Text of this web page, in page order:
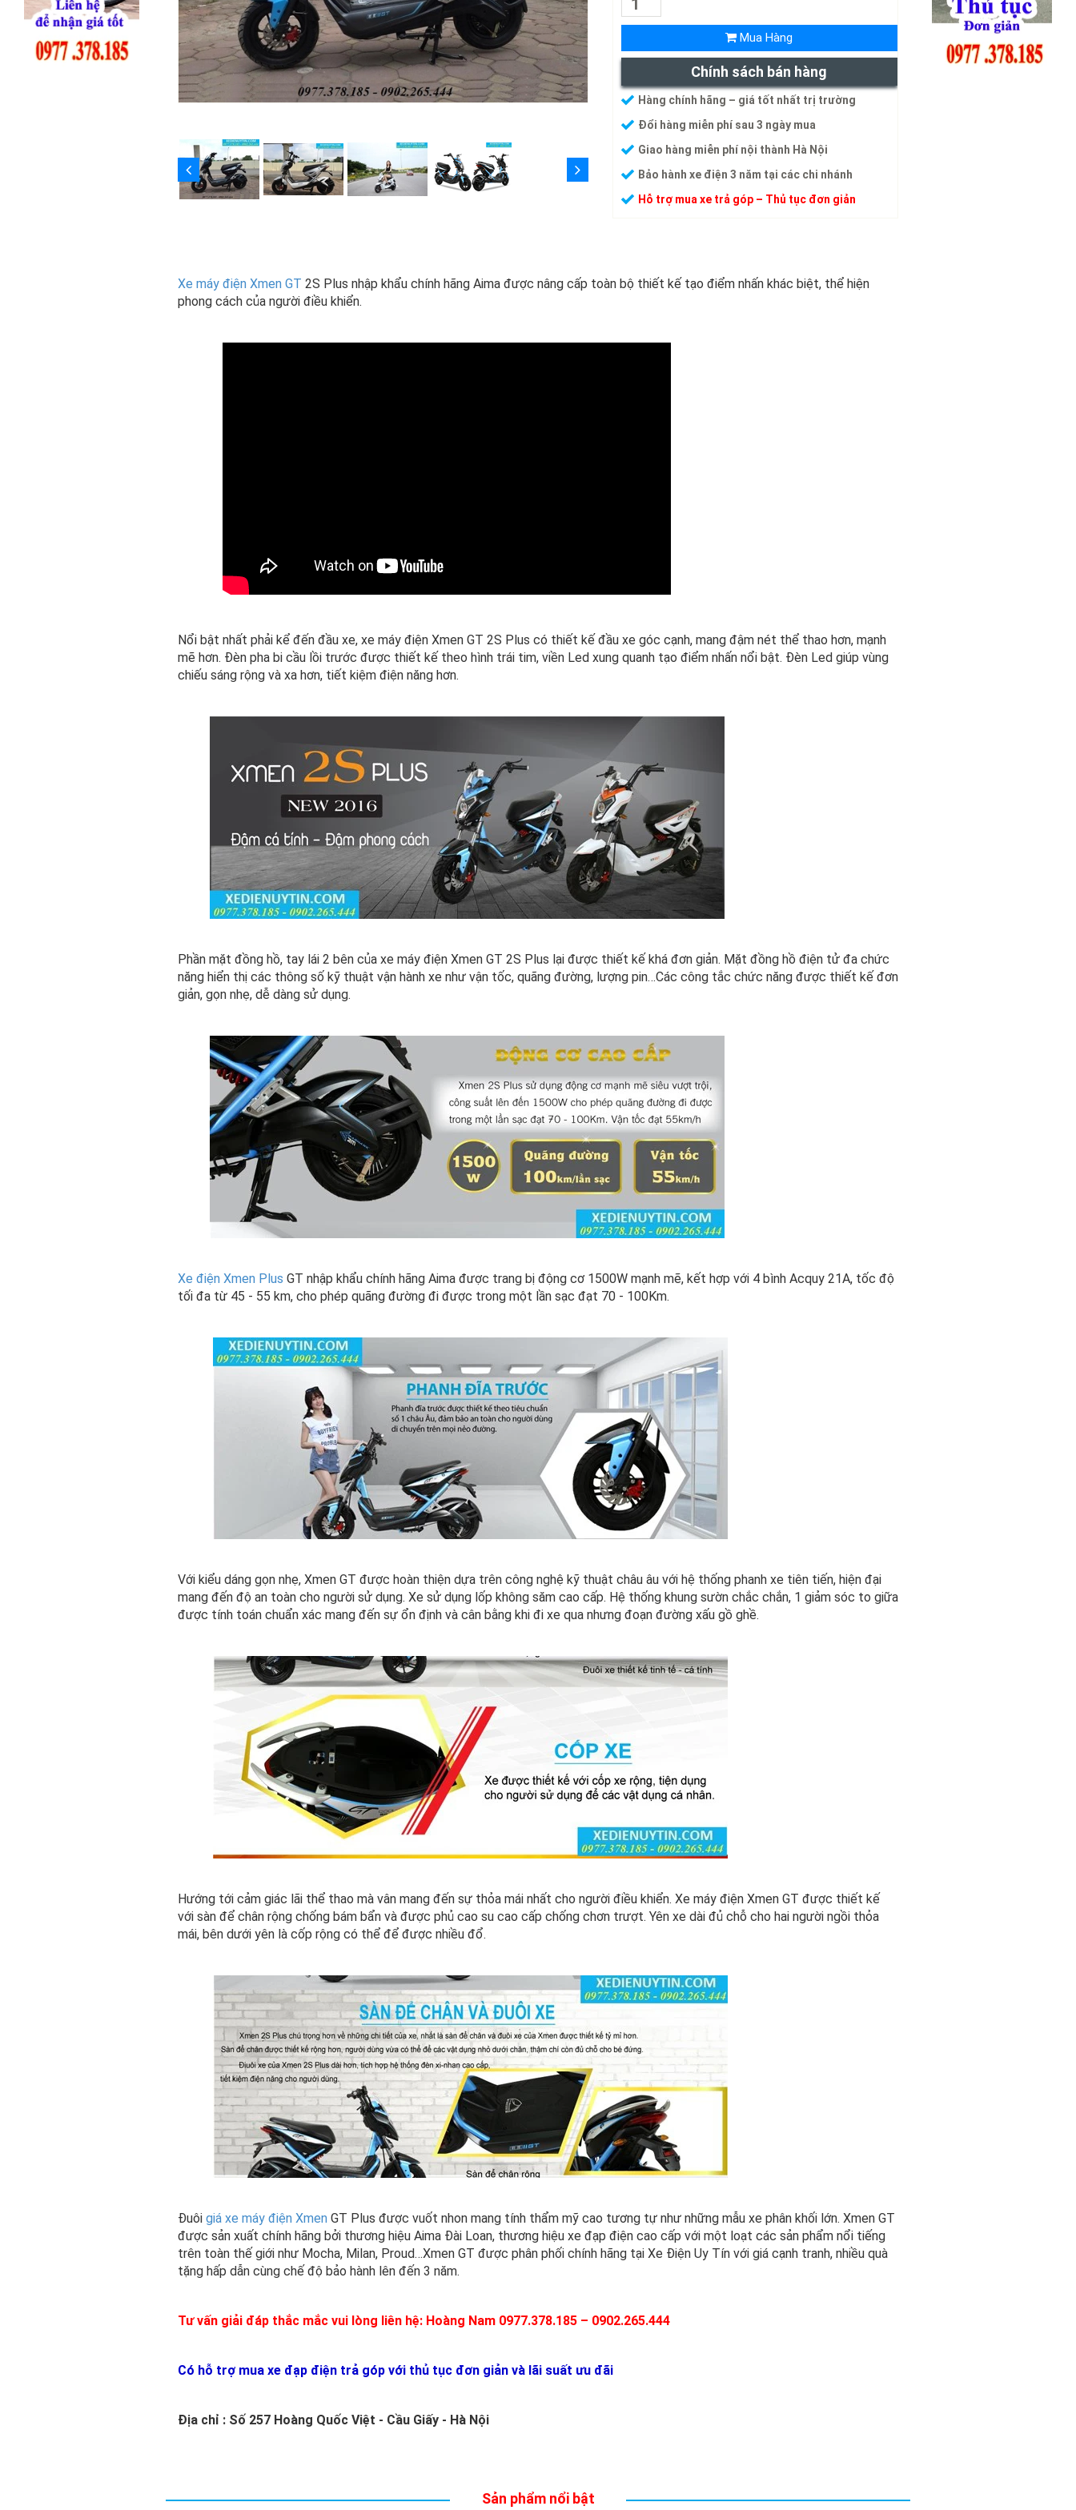
Mua Hàng
Chính sách bán hàng
Hàng chính hãng – giá tốt nhất trị trường
Đổi hàng miễn phí sau 3 ngày mua
Giao hàng miễn phí nội thành Hà Nội
Bảo hành xe điện 3 năm tại các chi nhánh
Hỗ trợ mua xe trả góp – Thủ tục đơn giản
Xe máy điện Xmen GT 2S Plus nhập khẩu chính hãng Aima được nâng cấp toàn bộ thiết kế tạo điểm nhấn khác biệt, thể hiện
phong cách của người điều khiển.
Nổi bật nhất phải kể đến đầu xe, xe máy điện Xmen GT 2S Plus có thiết kế đầu xe góc cạnh, mang đậm nét thể thao hơn, mạnh
mẽ hơn. Đèn pha bi cầu lồi trước được thiết kế theo hình trái tim, viền Led xung quanh tạo điểm nhấn nổi bật. Đèn Led giúp vùng
chiếu sáng rộng và xa hơn, tiết kiệm điện năng hơn.
Phần mặt đồng hồ, tay lái 2 bên của xe máy điện Xmen GT 2S Plus lại được thiết kế khá đơn giản. Mặt đồng hồ điện tử đa chức
năng hiển thị các thông số kỹ thuật vận hành xe như vận tốc, quãng đường, lượng pin…Các công tắc chức năng được thiết kế đơn
giản, gọn nhẹ, dễ dàng sử dụng.
Xe điện Xmen Plus GT nhập khẩu chính hãng Aima được trang bị động cơ 1500W mạnh mẽ, kết hợp với 4 bình Acquy 21A, tốc độ
tối đa từ 45 - 55 km, cho phép quãng đường đi được trong một lần sạc đạt 70 - 100Km.
Với kiểu dáng gọn nhẹ, Xmen GT được hoàn thiện dựa trên công nghệ kỹ thuật châu âu với hệ thống phanh xe tiên tiến, hiện đại
mang đến độ an toàn cho người sử dụng. Xe sử dụng lốp không săm cao cấp. Hệ thống khung sườn chắc chắn, 1 giảm sóc to giữa
được tính toán chuẩn xác mang đến sự ổn định và cân bằng khi đi xe qua nhưng đoạn đường xấu gồ ghề.
Hướng tới cảm giác lãi thể thao mà vân mang đến sự thỏa mái nhất cho người điều khiển. Xe máy điện Xmen GT được thiết kế
với sàn để chân rộng chống bám bẩn và được phủ cao su cao cấp chống chơn trượt. Yên xe dài đủ chỗ cho hai người ngồi thỏa
mái, bên dưới yên là cốp rộng có thể để được nhiều đổ.
Đuôi giá xe máy điện Xmen GT Plus được vuốt nhon mang tính thẩm mỹ cao tương tự như những mẫu xe phân khối lớn. Xmen GT
được sản xuất chính hãng bởi thương hiệu Aima Đài Loan, thương hiệu xe đạp điện cao cấp với một loạt các sản phẩm nổi tiếng
trên toàn thế giới như Mocha, Milan, Proud…Xmen GT được phân phối chính hãng tại Xe Điện Uy Tín với giá cạnh tranh, nhiều quà
tặng hấp dẫn cùng chế độ bảo hành lên đến 3 năm.
Tư vấn giải đáp thắc mắc vui lòng liên hệ: Hoàng Nam 0977.378.185 – 0902.265.444
Có hỗ trợ mua xe đạp điện trả góp với thủ tục đơn giản và lãi suất ưu đãi
Địa chỉ : Số 257 Hoàng Quốc Việt - Cầu Giấy - Hà Nội
Sản phẩm nổi bật